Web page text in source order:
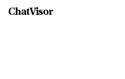
ChatVisor